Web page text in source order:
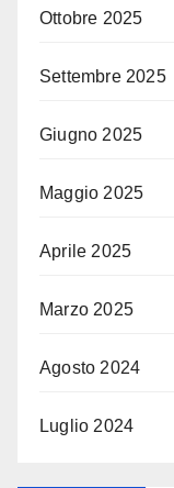
Ottobre 2025
Settembre 2025
Giugno 2025
Maggio 2025
Aprile 2025
Marzo 2025
Agosto 2024
Luglio 2024